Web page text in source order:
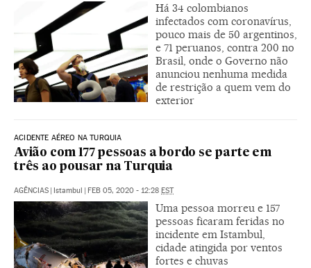
Há 34 colombianos
infectados com coronavírus,
pouco mais de 50 argentinos,
e 71 peruanos, contra 200 no
Brasil, onde o Governo não
anunciou nenhuma medida
de restrição a quem vem do
exterior
ACIDENTE AÉREO NA TURQUIA
Avião com 177 pessoas a bordo se parte em
três ao pousar na Turquia
AGÊNCIAS | Istambul | FEB 05, 2020 - 12:28 EST
Uma pessoa morreu e 157
pessoas ficaram feridas no
incidente em Istambul,
cidade atingida por ventos
fortes e chuvas